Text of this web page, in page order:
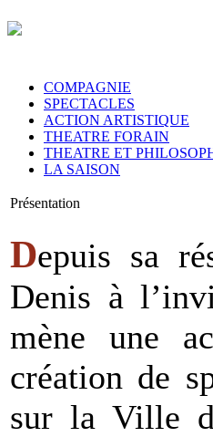
COMPAGNIE
SPECTACLES
ACTION ARTISTIQUE
THEATRE FORAIN
THEATRE ET
LA SAISON
Présentation
Depuis sa
Denis à
mène une
création de
sur la Ville